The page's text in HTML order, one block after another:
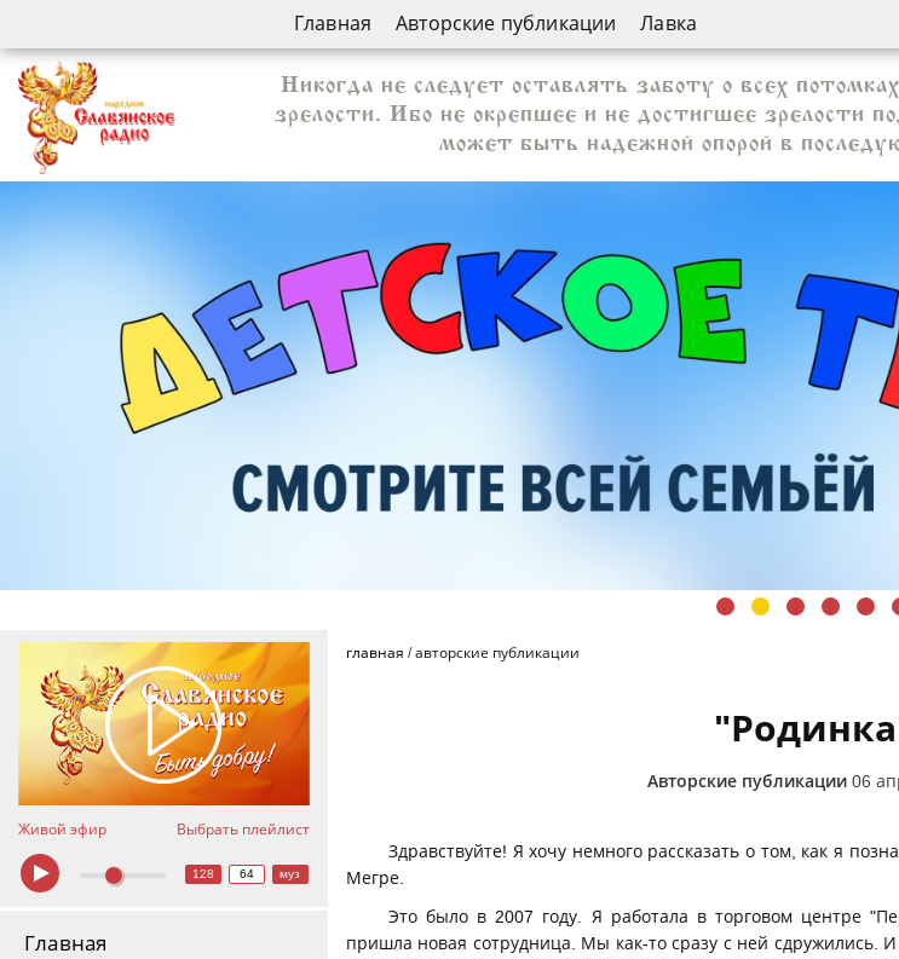
Главная Авторские публикации Лавка
Никогда не следует оставлять заботу о всех
зрелости. Ибо не окрепшее и не достигшее зрелости
может быть надежной опорой в
Живой эфир Выбрать плейлист
128 64 муз
Главная
главная /авторские публикации
Авторские публикации 06
Здравствуйте! Я хочу немного рассказать о том, как я
Мегре.
Это было в 2007 году. Я работала в торговом центре
пришла новая сотрудница. Мы как-то сразу с ней сдружились.